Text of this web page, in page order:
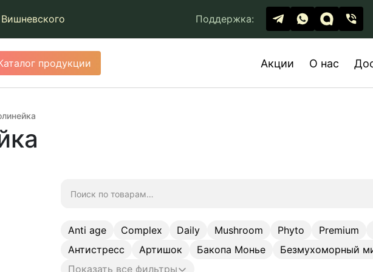
Поддержка:
продукции Акции О нас
Anti age Complex Daily Mushroom Phyto
Premium
Антистресс
Артишок Бакопа Монье
Безмухоморный
Показать все фильтры